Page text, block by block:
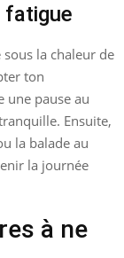
fatigue
la chaleur de
ton
une pause au
Ensuite,
la balade au
la journée
à ne